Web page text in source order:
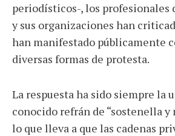
periodísticos-, los profesionales
y sus organizaciones han
han manifestado públicamente
diversas formas de protesta.
La respuesta ha sido siempre la
conocido refrán de “sostenella y
lo que lleva a que las cadenas